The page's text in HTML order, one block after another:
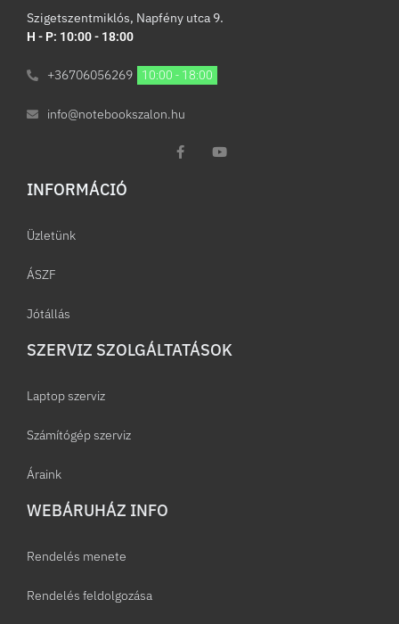
Szigetszentmiklós, Napfény utca 9.
H - P: 10:00 - 18:00
+36706056269 10:00 - 18:00
info@notebookszalon.hu
INFORMÁCIÓ​
Üzletünk
ÁSZF
Jótállás
SZERVIZ SZOLGÁLTATÁSOK
Laptop szerviz
Számítógép szerviz
Áraink
WEBÁRUHÁZ INFO
Rendelés menete
Rendelés feldolgozása